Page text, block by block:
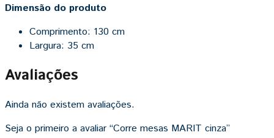
Dimensão do produto
Comprimento: 130 cm
Largura: 35 cm
Avaliações
Ainda não existem avaliações.
Seja o primeiro a avaliar “Corre mesas MARIT cinza”